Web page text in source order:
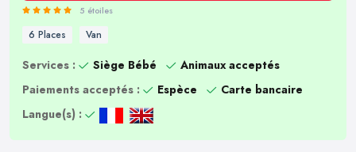
5 étoiles
6 Places Van
Services : Siège Bébé
Animaux acceptés
Paiements acceptés :
Espèce
Carte bancaire
Langue(s) :